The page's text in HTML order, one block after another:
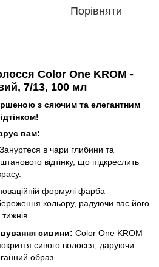
Порівняти
Color One KROM -
7/13, 100 мл
з сяючим та елегантним
вам:
Зануртеся в чари глибини та
відтінку, що підкреслить
формулі фарба
кольору, радуючи вас його
сивини: Color One KROM
сивого волосся, даруючи
образ.